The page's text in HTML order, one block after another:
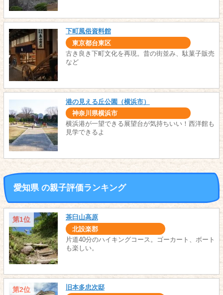
下町風俗資料館
東京都台東区
古き良き下町文化を再現。昔の街並み、駄菓子販売
など
港の見える丘公園（横浜市）
神奈川県横浜市
横浜港が一望できる展望台が気持ちいい！西洋館も
見学できるよ
愛知県 の親子評価ランキング
第1位 茶臼山高原
北設楽郡
片道40分のハイキングコース。ゴーカート、ボート
も楽しい。
第2位 旧本多忠次邸